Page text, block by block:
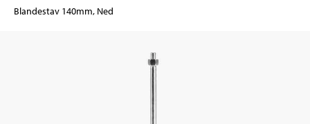
Blandestav 140mm, Ned